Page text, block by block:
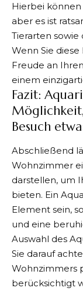
Hierbei können
aber es ist
Tierarten sowie
Wenn Sie
Freude an
einem
Fazit:
Besuch
Abschließend
Wohnzimmer
darstellen, um
bieten. Ein
Element sein,
und eine
Auswahl des
Sie darauf
Wohnzimmers
berücksichtigt